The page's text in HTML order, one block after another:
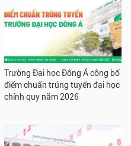
Trường Đại học Đông Á công bố
điểm chuẩn trúng tuyển đại học
chính quy năm 2026